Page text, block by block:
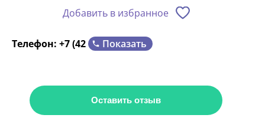
Добавить в избранное
Телефон: +7 (42 Показать
Оставить отзыв